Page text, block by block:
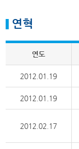
연혁
연도
2012.01.19
2012.01.19
2012.02.17